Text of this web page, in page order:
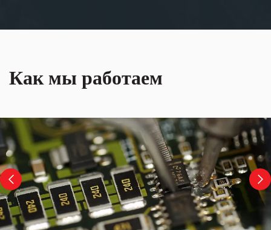
Как мы работаем